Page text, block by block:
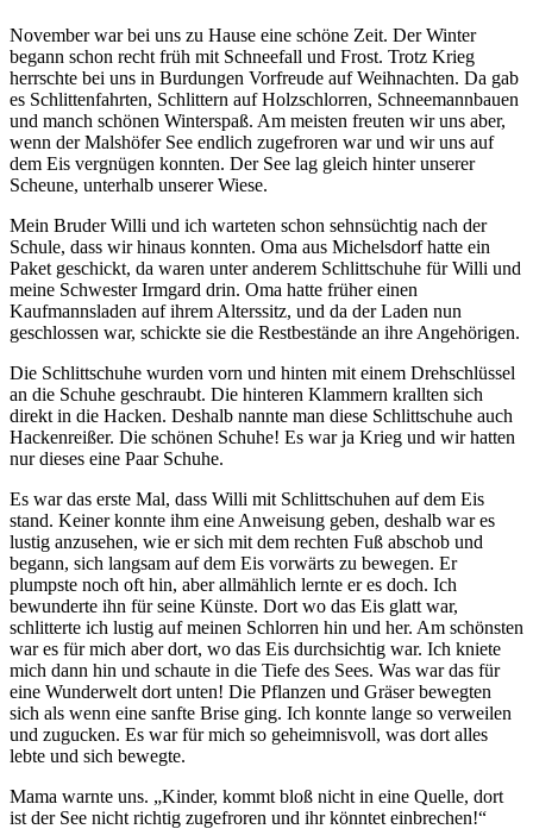
November war bei uns zu Hause eine schöne Zeit. Der Winter
begann schon recht früh mit Schneefall und Frost. Trotz Krieg
herrschte bei uns in Burdungen Vorfreude auf Weihnachten. Da gab
es Schlittenfahrten, Schlittern auf Holzschlorren, Schneemannbauen
und manch schönen Winterspaß. Am meisten freuten wir uns aber,
wenn der Malshöfer See endlich zugefroren war und wir uns auf
dem Eis vergnügen konnten. Der See lag gleich hinter unserer
Scheune, unterhalb unserer Wiese.
Mein Bruder Willi und ich warteten schon sehnsüchtig nach der
Schule, dass wir hinaus konnten. Oma aus Michelsdorf hatte ein
Paket geschickt, da waren unter anderem Schlittschuhe für Willi und
meine Schwester Irmgard drin. Oma hatte früher einen
Kaufmannsladen auf ihrem Alterssitz, und da der Laden nun
geschlossen war, schickte sie die Restbestände an ihre Angehörigen.
Die Schlittschuhe wurden vorn und hinten mit einem Drehschlüssel
an die Schuhe geschraubt. Die hinteren Klammern krallten sich
direkt in die Hacken. Deshalb nannte man diese Schlittschuhe auch
Hackenreißer. Die schönen Schuhe! Es war ja Krieg und wir hatten
nur dieses eine Paar Schuhe.
Es war das erste Mal, dass Willi mit Schlittschuhen auf dem Eis
stand. Keiner konnte ihm eine Anweisung geben, deshalb war es
lustig anzusehen, wie er sich mit dem rechten Fuß abschob und
begann, sich langsam auf dem Eis vorwärts zu bewegen. Er
plumpste noch oft hin, aber allmählich lernte er es doch. Ich
bewunderte ihn für seine Künste. Dort wo das Eis glatt war,
schlitterte ich lustig auf meinen Schlorren hin und her. Am schönsten
war es für mich aber dort, wo das Eis durchsichtig war. Ich kniete
mich dann hin und schaute in die Tiefe des Sees. Was war das für
eine Wunderwelt dort unten! Die Pflanzen und Gräser bewegten
sich als wenn eine sanfte Brise ging. Ich konnte lange so verweilen
und zugucken. Es war für mich so geheimnisvoll, was dort alles
lebte und sich bewegte.
Mama warnte uns.
Kinder, kommt bloß nicht in eine Quelle, dort
ist der See nicht richtig zugefroren und ihr könntet einbrechen!